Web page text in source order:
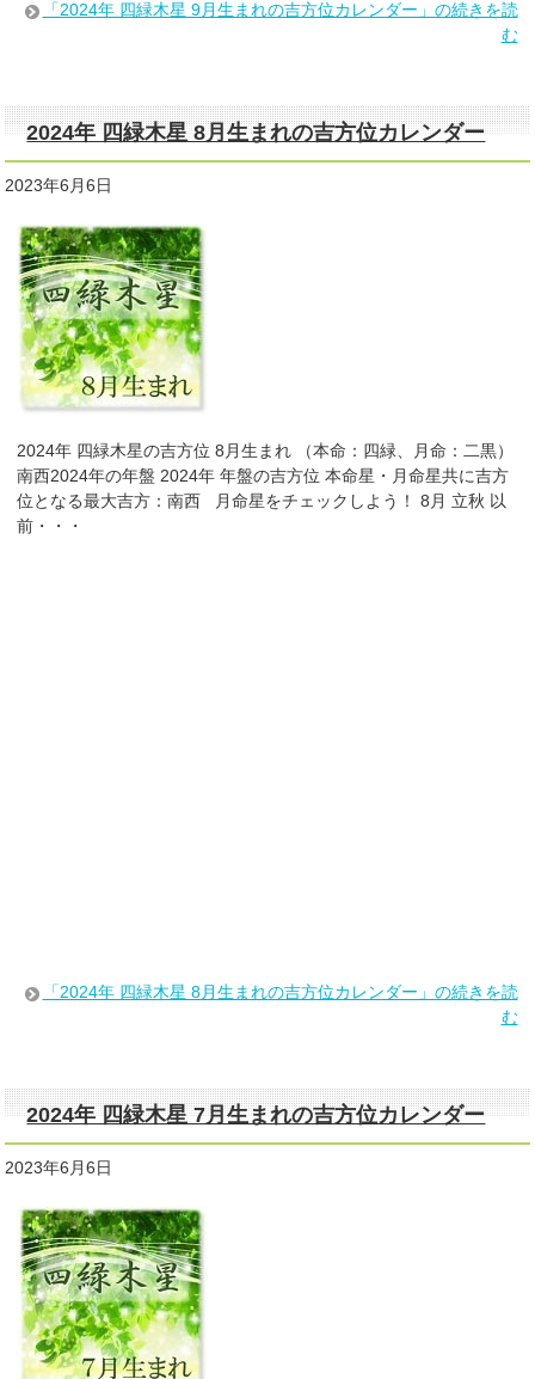
「2024年 四緑木星 9月生まれの吉方位カレンダー」の続きを読
む
2024年 四緑木星 8月生まれの吉方位カレンダー
2023年6月6日
2024年 四緑木星の吉方位 8月生まれ （本命：四緑、月命：二黒）
南西2024年の年盤 2024年 年盤の吉方位 本命星・月命星共に吉方
位となる最大吉方：南西 月命星をチェックしよう！ 8月 立秋 以
前・・・
「2024年 四緑木星 8月生まれの吉方位カレンダー」の続きを読
む
2024年 四緑木星 7月生まれの吉方位カレンダー
2023年6月6日